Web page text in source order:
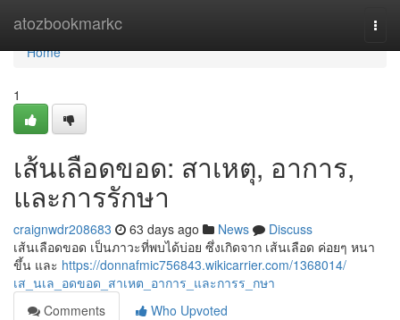
atozbookmarkc
Home
Home
1
เส้นเลือดขอด: สาเหตุ, อาการ,
และการรักษา
craignwdr208683 63 days ago News
Discuss
เส้นเลือดขอด เป็นภาวะที่พบได้บ่อย ซึ่งเกิดจาก เส้นเลือด ค่อยๆ หนา
ขึ้น และ https://donnafmic756843.wikicarrier.com/1368014/
เส_นเล_อดขอด_สาเหต_อาการ_และการร_กษา
Comments
Who Upvoted